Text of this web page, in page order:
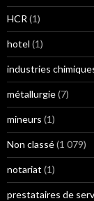
HCR (1)
hotel (1)
industries
métallurgie(7)
mineurs (1)
Non classé(1 079)
notariat (1)
prestataires de